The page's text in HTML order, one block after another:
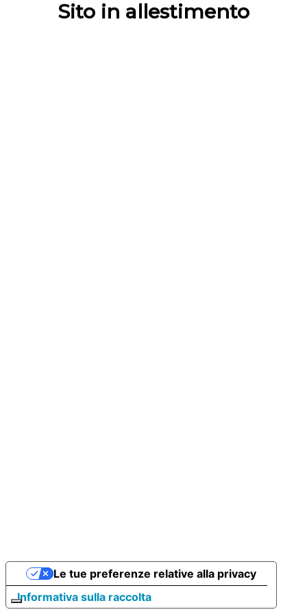
Sito in allestimento
Informativa sulla raccolta
Le tue preferenze relative alla privacy